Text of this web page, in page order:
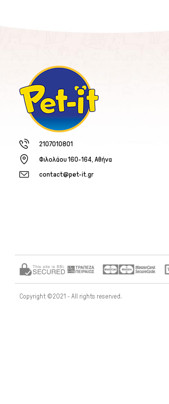
2107010801
Φιλολάου 160-164, Αθήνα
contact@pet-it.gr
Copyright ©2021 - All rights reserved.